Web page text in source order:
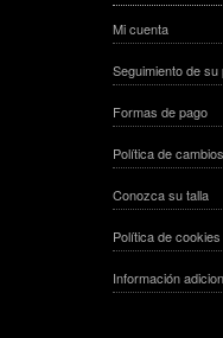
Mi cuenta
Seguimiento de su
Formas de pago
Política de
Conozca su talla
Política de cookies
Información